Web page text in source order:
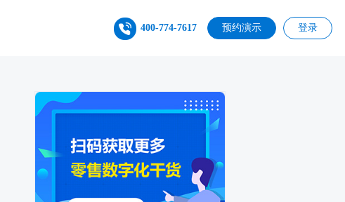
400-774-7617 预约演示 登录